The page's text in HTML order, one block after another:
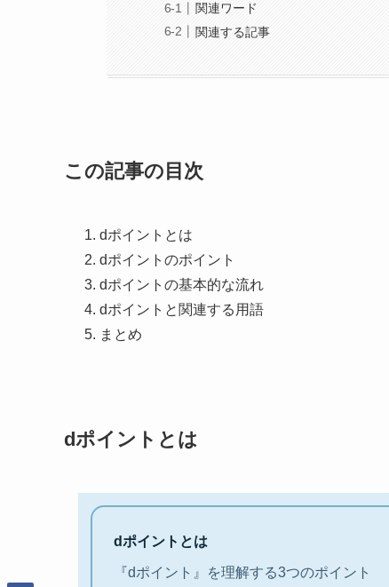
関連ワード
関連する記事
この記事の目次
dポイントとは
dポイントのポイント
dポイントの基本的な流れ
dポイントと関連する用語
まとめ
dポイントとは
dポイントとは
『dポイント』を理解する3つのポイント